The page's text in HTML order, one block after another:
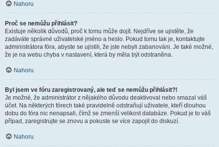
Nahoru
Proč se nemůžu přihlásit?
Existuje několik důvodů, proč k tomu může dojít. Nejdříve se ujistěte, že
zadáváte správné uživatelské jméno a heslo. Pokud tomu tak je, kontaktujte
administrátora fóra, abyste se ujistili, že jste nebyli zabanováni. Je také možné,
že je na webu chyba v nastavení, která by měla být odstraněna.
Nahoru
Byl jsem ve fóru zaregistrovaný, ale teď se nemůžu přihlásit?!
Je možné, že administrátor z nějakého důvodu deaktivoval nebo smazal váš
účet. Na některých fórech také pravidelně odstraňují uživatele, kteří dlouhou
dobu do fóra nic nenapsali, čímž se zmenší velikost databáze. Pokud je to váš
případ, zaregistrujte se znovu a pokuste se více zapojit do diskuzí.
Nahoru